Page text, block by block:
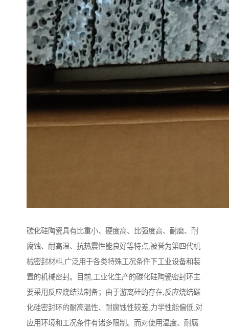
碳化硅陶瓷具有比重小、硬度高、比强度高、耐磨、耐
腐蚀、耐高温、抗热震性能良好等特点,被誉为第四代机
械密封材料,广泛用于各类特殊工况条件下工业设备和装
置的机械密封。目前,工业化生产的碳化硅陶瓷密封环主
要采用反应烧结法制备；由于游离硅的存在,反应烧结碳
化硅密封环的耐高温性、耐腐蚀性较差,力学性能偏低,对
应用环境和工况条件有诸多限制。而对使用温度、耐腐